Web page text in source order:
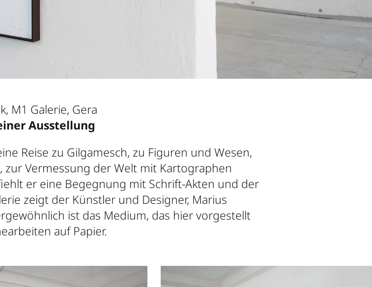
M1 Galerie, Gera
Ausstellung
Reise zu Gilgamesch, zu Figuren und Wesen,
Vermessung der Welt mit Kartographen
er eine Begegnung mit Schrift-Akten und der
zeigt der Künstler und Designer, Marius
ist das Medium, das hier vorgestellt
auf Papier.